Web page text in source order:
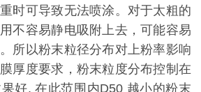
时可导致无法喷涂。对于太粗的
不容易静电吸附上去，可能容易
所以粉末粒径分布对上粉率影响
厚度要求，粉末粒度分布控制在
好, 在此范围内D50 越小的粉末